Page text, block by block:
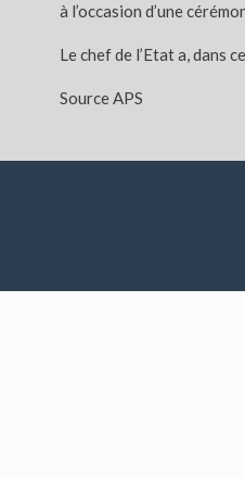
à l’occasion d’une
Le chef de l’Etat a, dans
Source APS